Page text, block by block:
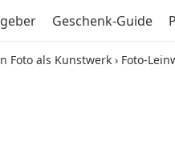
Geschenk-Guide
Foto als Kunstwerk › Foto-